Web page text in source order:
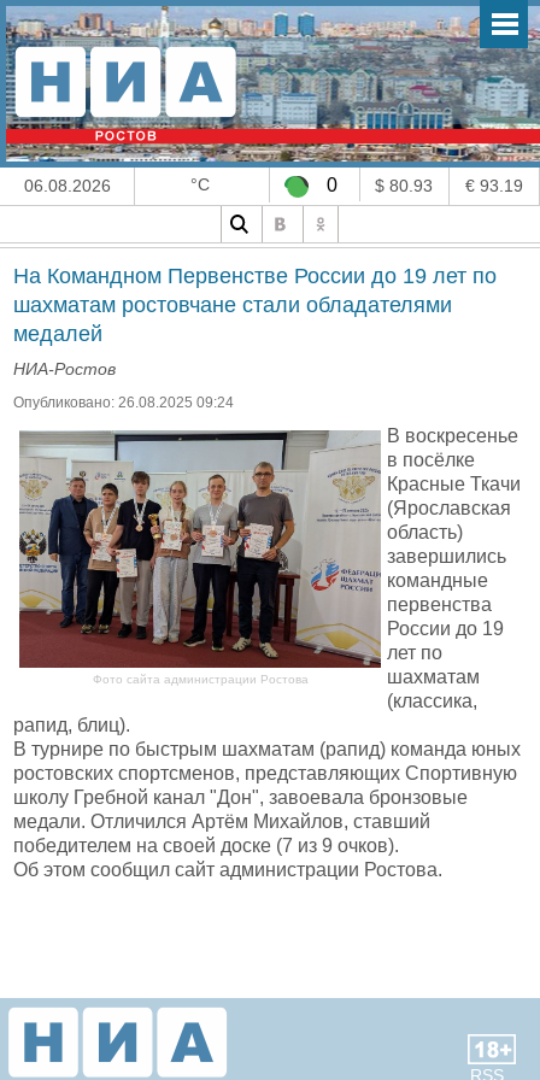
06.08.2026 °C 0 $ 80.93 € 93.19
На Командном Первенстве России до 19 лет по
шахматам ростовчане стали обладателями
медалей
НИА-Ростов
Опубликовано: 26.08.2025 09:24
Фото сайта администрации Ростова
В воскресенье
в посёлке
Красные Ткачи
(Ярославская
область)
завершились
командные
первенства
России до 19
лет по
шахматам
(классика,
рапид, блиц).
В турнире по быстрым шахматам (рапид) команда юных
ростовских спортсменов, представляющих Спортивную
школу Гребной канал "Дон", завоевала бронзовые
медали. Отличился Артём Михайлов, ставший
победителем на своей доске (7 из 9 очков).
Об этом сообщил сайт администрации Ростова.
RSS